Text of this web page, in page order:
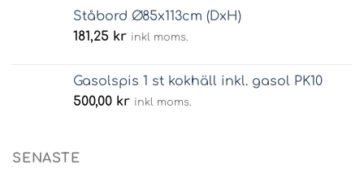
Ståbord Ø85x113cm (DxH)
181,25 kr inkl moms.
Gasolspis 1 st kokhäll inkl. gasol PK10
500,00 kr inkl moms.
SENASTE